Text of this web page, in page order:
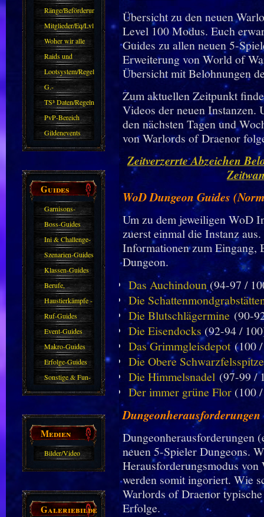
Ränge/Beförderungen
Mitglieder/Eq/Lvl
Woher wir alle
kommen.
Raids und
Zubehör
Lootsystem/Regeln
G.-
Sparkasse/Goldleihen
TS³ Daten/Regeln
PvP-Bereich
Gildenevents
Guides
Garnisons-
Guides
Boss-Guides
Ini & Challenge-
Guides
Szenarien-Guides
Klassen-Guides
Berufe,
Farmkarten und
Haustiere
Haustierkämpfe -
Guide
Ruf-Guides
Event-Guides
Makro-Guides
Erfolge-Guides
Sonstige & Fun-
Guides
Medien
Bilder/Video
Galeriebilder
Übersicht zu den neuen
Level 100 Modus. Euch
Guides zu allen neuen 5-
Erweiterung von World of
Übersicht mit Belohnungen
Zum aktuellen Zeitpunkt
Videos der neuen Instanzen.
den nächsten Tagen und
von Warlords of Draenor
Zeitverzerrte Abzeichen
WoD Dungeon Guides
Um zu dem jeweiligen WoD
zuerst einmal die Instanz
Informationen zum Eingang,
Dungeon.
Das Auchindoun(94-97 /
Die
Die Blutschlägermine (90-
Die Eisendocks (92-94 /
Das Grimmgleisdepot(100 /
Die Obere Schwarzfelsspitze
Die Himmelsnadel(97-99 /
Der immer grüne Flor(100 /
Dungeonherausforderungen
Dungeonherausforderungen
neuen 5-Spieler Dungeons.
Herausforderungsmodus
werden somit ingoriert. Wie
Warlords of Draenor
Erfolge.